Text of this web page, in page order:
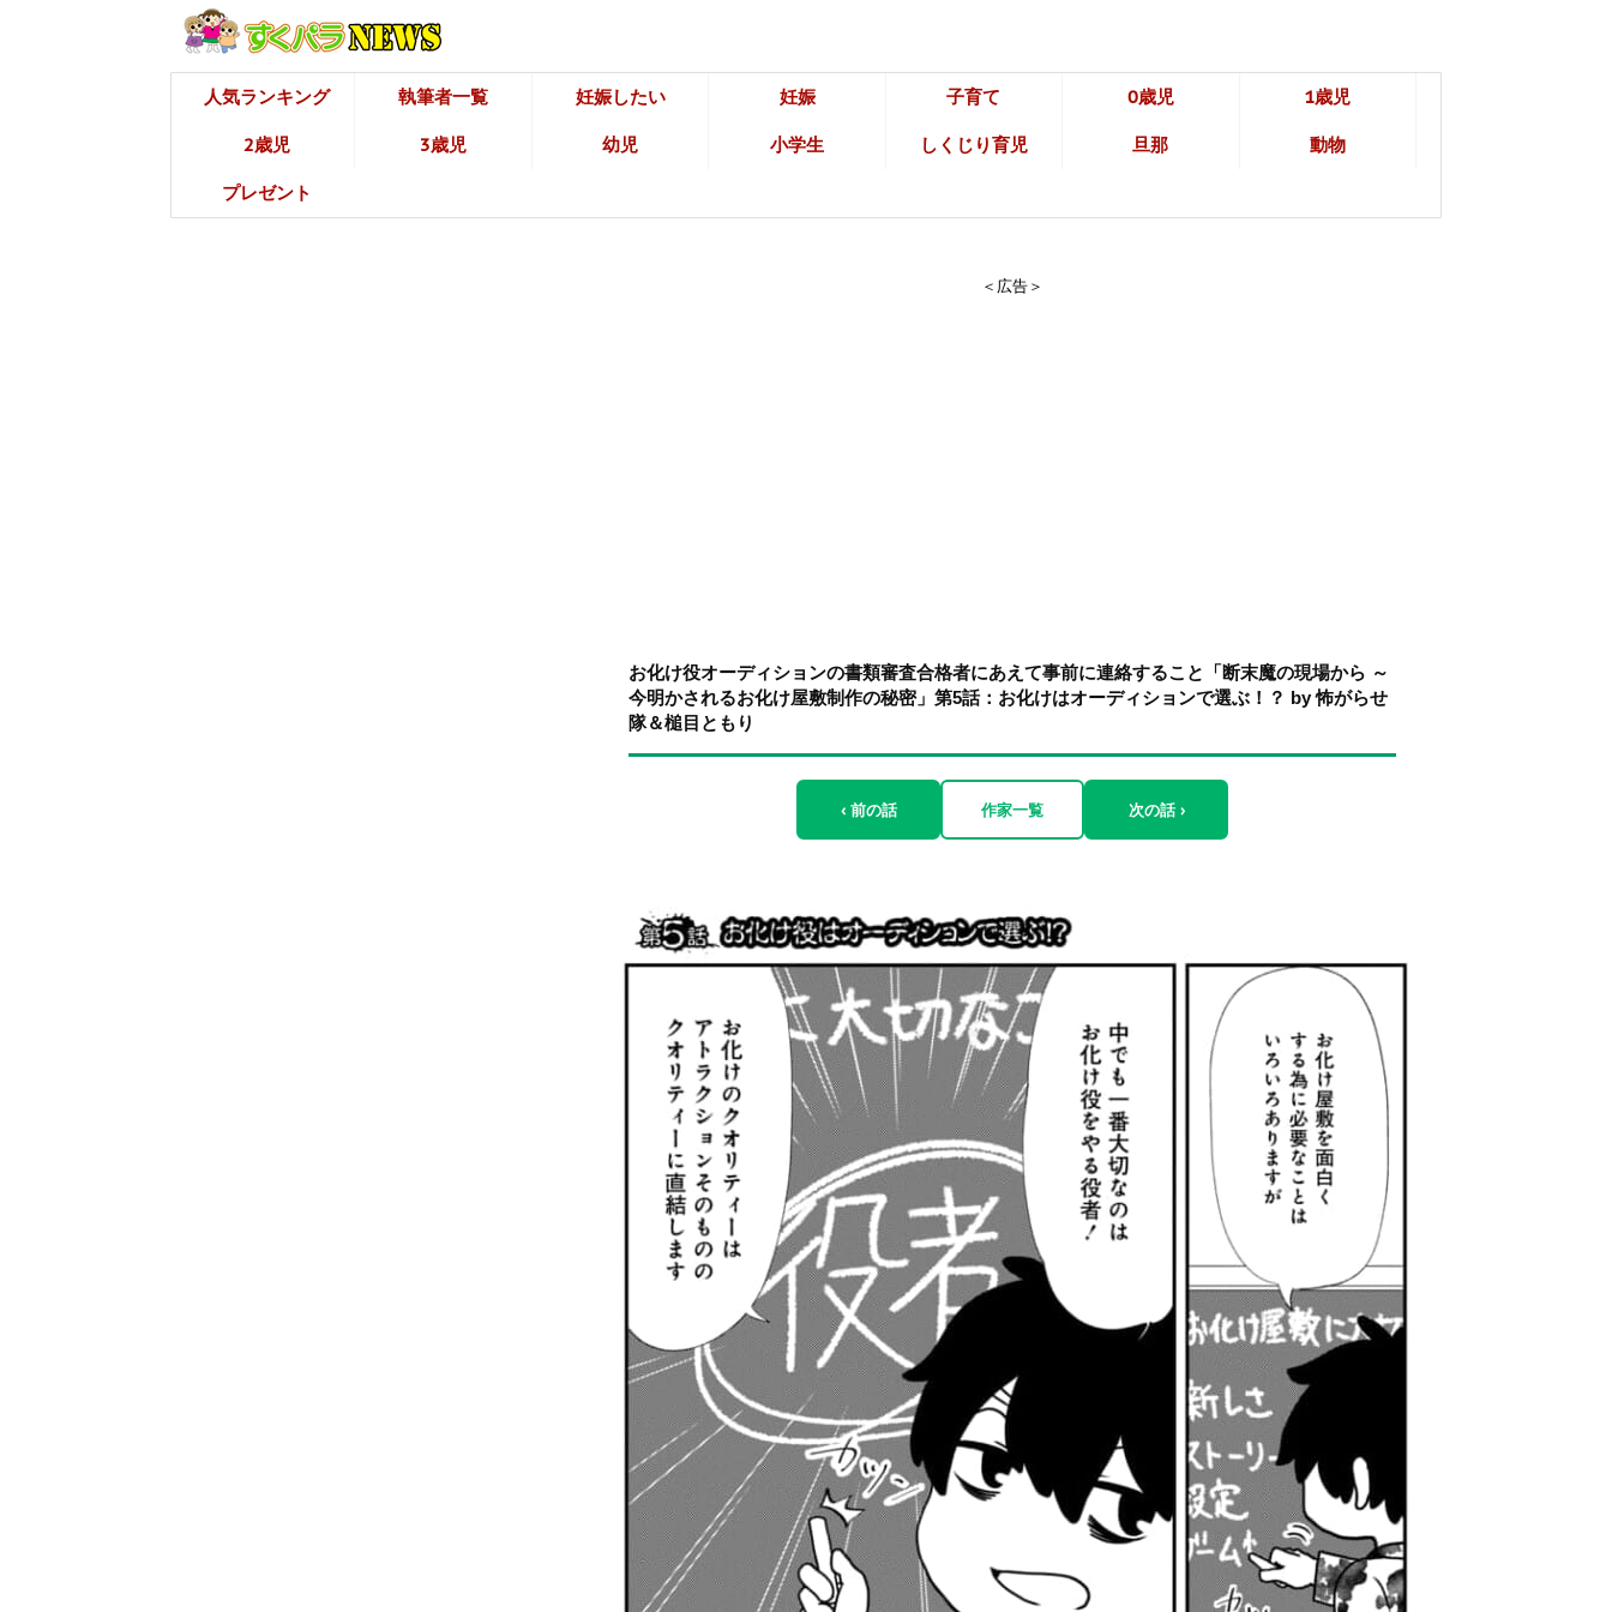
人気ランキング 執筆者一覧 妊娠したい 妊娠 子育て 0歳児 1歳児
2歳児 3歳児 幼児 小学生 しくじり育児 旦那 動物
プレゼント
＜広告＞
お化け役オーディションの書類審査合格者にあえて事前に連絡すること「断末魔の現場から ～
今明かされるお化け屋敷制作の秘密」第5話：お化けはオーディションで選ぶ！？ by 怖がらせ
隊＆槌目ともり
‹ 前の話 作家一覧 次の話 ›